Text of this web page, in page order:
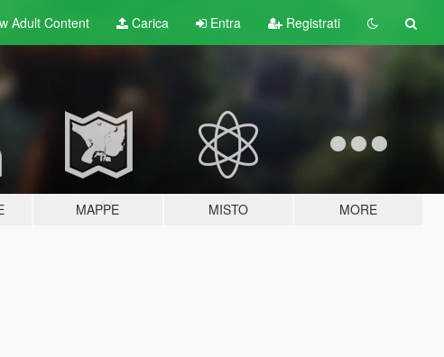
AdultContent Carica Entra Registrati
MAPPE MISTO MORE